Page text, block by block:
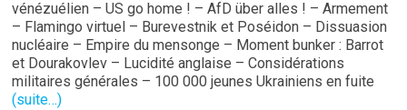
vénézuélien – US go home ! – AfD über alles ! – Armement
– Flamingo virtuel – Burevestnik et Poséidon – Dissuasion
nucléaire – Empire du mensonge – Moment bunker : Barrot
et Dourakovlev – Lucidité anglaise – Considérations
militaires générales – 100 000 jeunes Ukrainiens en fuite
(suite…)